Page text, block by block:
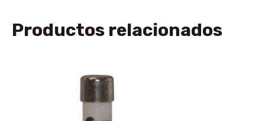
Productos relacionados